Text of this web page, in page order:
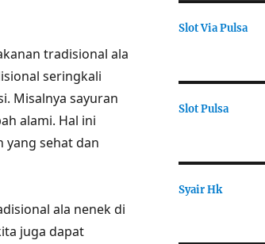
tradisional ala
seringkali
Misalnya sayuran
alami. Hal ini
yang sehat dan
ala nenek di
juga dapat
Slot Via Pulsa
Slot Pulsa
Syair Hk